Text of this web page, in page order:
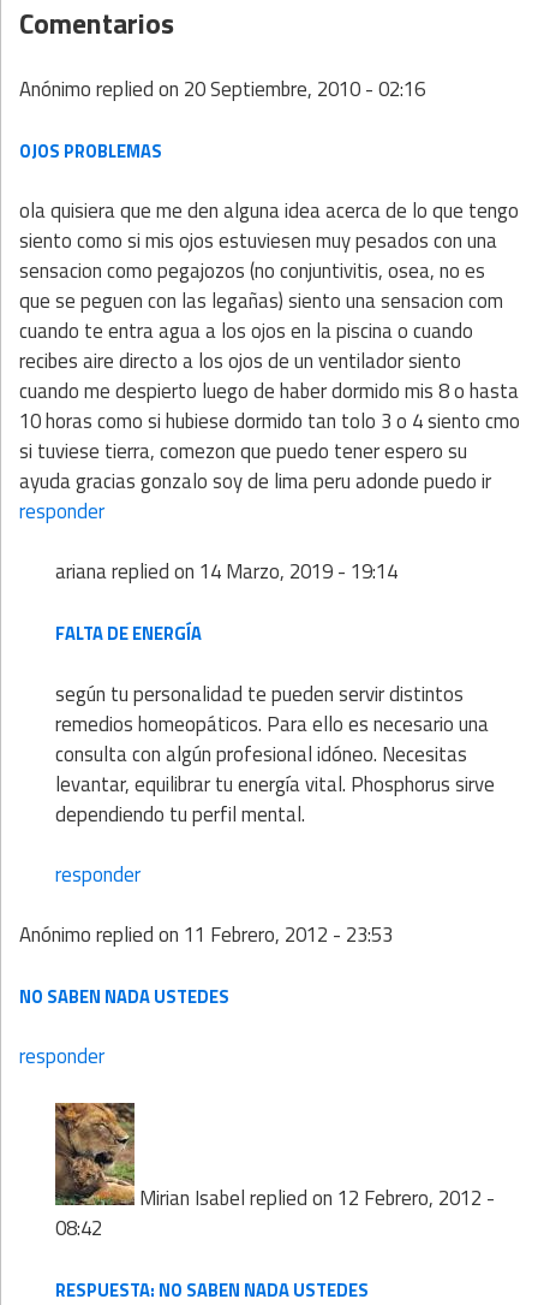
Comentarios
Anónimoreplied on 20 Septiembre, 2010 - 02:16
OJOS PROBLEMAS
ola quisiera que me den alguna idea acerca de lo que tengo
siento como si mis ojos estuviesen muy pesados con una
sensacion como pegajozos (no conjuntivitis, osea, no es
que se peguen con las legañas) siento una sensacion com
cuando te entra agua a los ojos en la piscina o cuando
recibes aire directo a los ojos de un ventilador siento
cuando me despierto luego de haber dormido mis 8 o hasta
10 horas como si hubiese dormido tan tolo 3 o 4 siento cmo
si tuviese tierra, comezon que puedo tener espero su
ayuda gracias gonzalo soy de lima peru adonde puedo ir
responder
arianareplied on 14 Marzo, 2019 - 19:14
FALTA DE ENERGÍA
según tu personalidad te pueden servir distintos
remedios homeopáticos. Para ello es necesario una
consulta con algún profesional idóneo. Necesitas
levantar, equilibrar tu energía vital. Phosphorus sirve
dependiendo tu perfil mental.
responder
Anónimoreplied on 11 Febrero, 2012 - 23:53
NO SABEN NADA USTEDES
responder
Mirian Isabelreplied on 12 Febrero, 2012 -
08:42
RESPUESTA: NO SABEN NADA USTEDES